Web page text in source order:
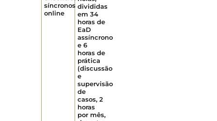
síncronos
online
divididas
em 34
horas de
EaD
assíncrono
e 6
horas de
prática
(discussão
e
supervisão
de
casos, 2
horas
por mês,